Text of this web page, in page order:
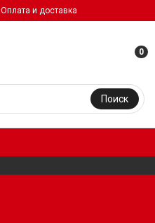
Оплата и доставка
Поиск
0